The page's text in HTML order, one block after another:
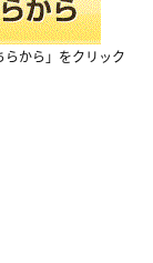
から」をクリック